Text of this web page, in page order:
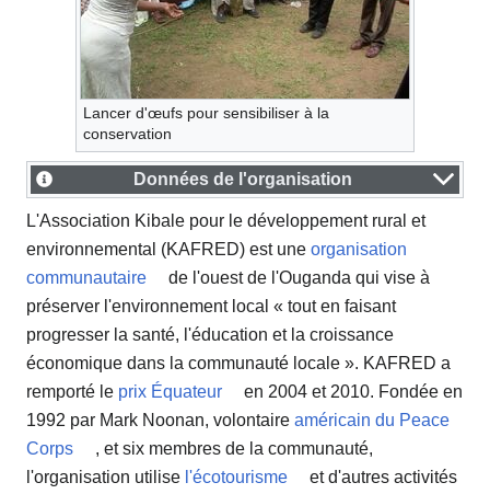
Lancer d'œufs pour sensibiliser à la
conservation
Données de l'organisation
L'Association Kibale pour le développement rural et
environnemental (KAFRED) est une organisation
communautaire
de l'ouest de l'Ouganda qui vise à
préserver l'environnement local « tout en faisant
progresser la santé, l'éducation et la croissance
économique dans la communauté locale ». KAFRED a
remporté le prix Équateur
en 2004 et 2010. Fondée en
1992 par Mark Noonan, volontaire américain du Peace
Corps
, et six membres de la communauté,
l'organisation utilise l'écotourisme
et d'autres activités